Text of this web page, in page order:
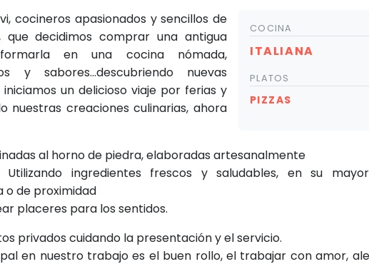
COCINA
ITALIANA
PLATOS
PIZZAS
cocineros apasionados y sencillos de
que decidimos comprar una antigua
en una cocina nómada,
y sabores…descubriendo nuevas
un delicioso viaje por ferias y
nuestras creaciones culinarias, ahora
al horno de piedra, elaboradas artesanalmente
Utilizando ingredientes frescos y saludables, en su
o de proximidad
placeres para los sentidos.
privados cuidando la presentación y el servicio.
en nuestro trabajo es el buen rollo, el trabajar con amor,